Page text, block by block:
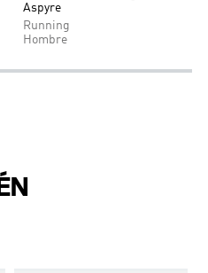
Aspyre
Running
Hombre